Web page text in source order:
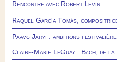
Rencontre avec Robert Levin
Raquel García Tomás,
Paavo Järvi : ambitions
Claire-Marie LeGuay : Bach, de